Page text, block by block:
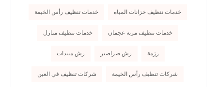
خدمات تنظيف خزانات المياه خدمات تنظيف رأس الخيمة
خدمات تنظيف مرنة عجمان خدمات تنظيف منازل
رزمة رش صراصير رش مبيدات
شركات تنظيف رأس الخيمة شركات تنظيف في العين